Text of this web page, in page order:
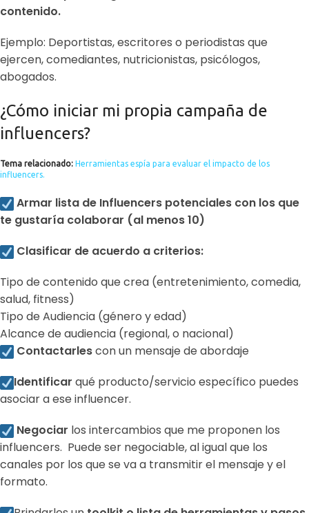
contenido.
Ejemplo: Deportistas, escritores o periodistas que
ejercen, comediantes, nutricionistas, psicólogos,
abogados.
¿Cómo iniciar mi propia campaña de
influencers?
Tema relacionado: Herramientas espía para evaluar el impacto de los
influencers.
Armar lista de Influencers potenciales con los que
te gustaría colaborar (al menos 10)
Clasificar de acuerdo a criterios:
Tipo de contenido que crea (entretenimiento, comedia,
salud, fitness)
Tipo de Audiencia (género y edad)
Alcance de audiencia (regional, o nacional)
Contactarlescon un mensaje de abordaje
Identificar qué producto/servicio específico puedes
asociar a ese influencer.
Negociar los intercambios que me proponen los
influencers. Puede ser negociable, al igual que los
canales por los que se va a transmitir el mensaje y el
formato.